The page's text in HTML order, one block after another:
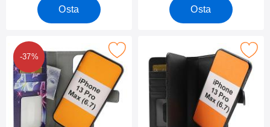
Osta Osta
-37%
Design Magneettilompakko iPhone 13 Pro Max (6.7)
Merkitse skimblocker XL Magnet Wallet